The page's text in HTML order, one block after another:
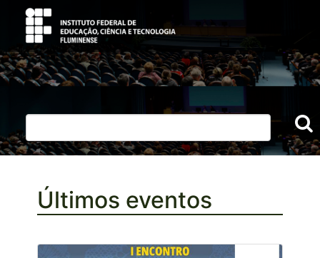
Últimos eventos